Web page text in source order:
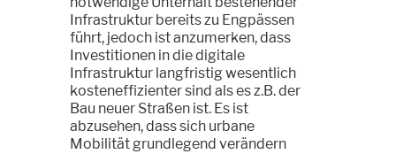
Infrastruktur bereits zu Engpässen
führt, jedoch ist anzumerken, dass
Investitionen in die digitale
Infrastruktur langfristig wesentlich
kosteneffizienter sind als es z.B. der
Bau neuer Straßen ist. Es ist
abzusehen, dass sich urbane
Mobilität grundlegend verändern